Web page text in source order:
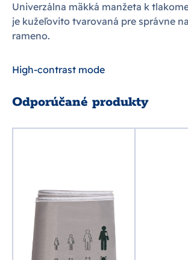
Univerzálna mäkká manžeta k
je kužeľovito tvarovaná pre správne
rameno.
High-contrast mode
Odporúčané produkty